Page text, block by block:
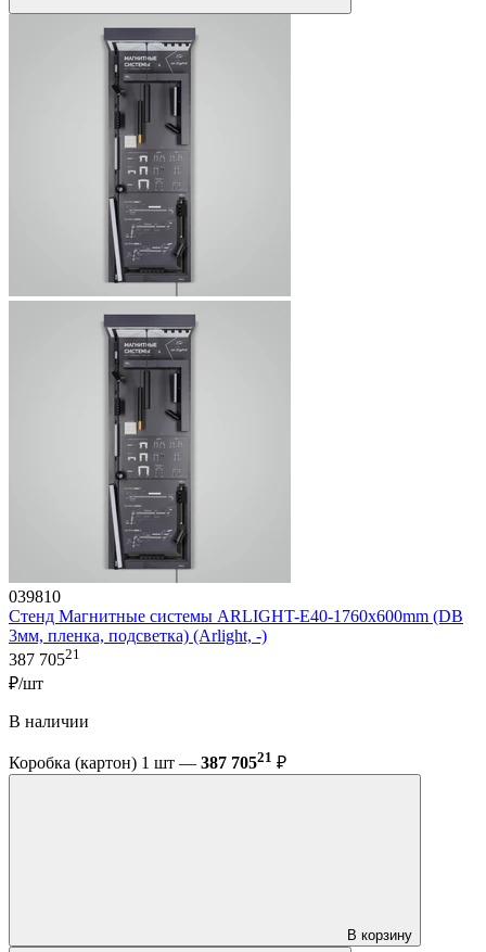
039810
Стенд Магнитные системы ARLIGHT-E40-1760х600mm (DB
3мм, пленка, подсветка) (Arlight, -)
387 70521
₽/шт
В наличии
Коробка (картон) 1 шт — 387 70521 ₽
В корзину